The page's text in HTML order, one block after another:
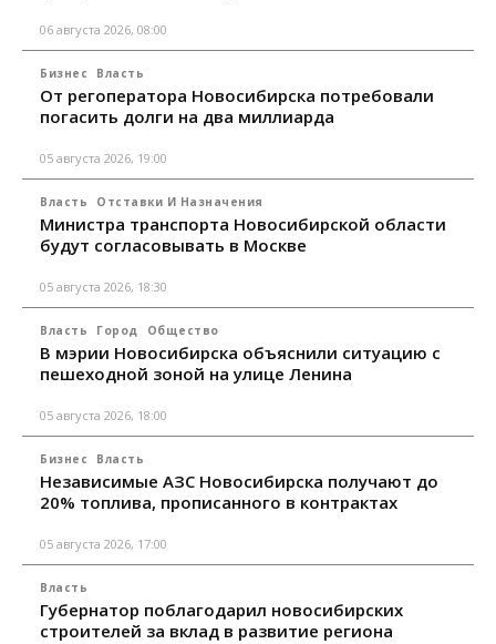
06 августа 2026, 08:00
Бизнес Власть
От регоператора Новосибирска потребовали
погасить долги на два миллиарда
05 августа 2026, 19:00
Власть Отставки И Назначения
Министра транспорта Новосибирской области
будут согласовывать в Москве
05 августа 2026, 18:30
Власть Город Общество
В мэрии Новосибирска объяснили ситуацию с
пешеходной зоной на улице Ленина
05 августа 2026, 18:00
Бизнес Власть
Независимые АЗС Новосибирска получают до
20% топлива, прописанного в контрактах
05 августа 2026, 17:00
Власть
Губернатор поблагодарил новосибирских
строителей за вклад в развитие региона